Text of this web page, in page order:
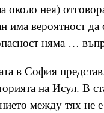
около нея)
има вероятност
няма …
в София
на Исул. В
между тях не